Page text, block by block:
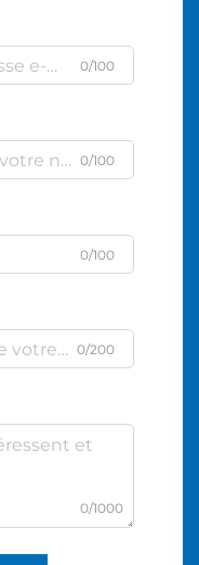
0/100
0/100
0/100
0/200
0/1000